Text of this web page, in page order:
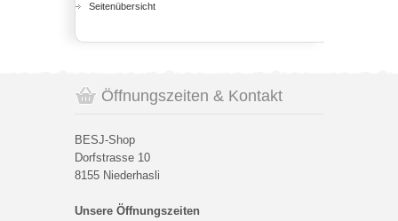
Seitenübersicht
Öffnungszeiten & Kontakt
BESJ-Shop
Dorfstrasse 10
8155 Niederhasli
Unsere Öffnungszeiten